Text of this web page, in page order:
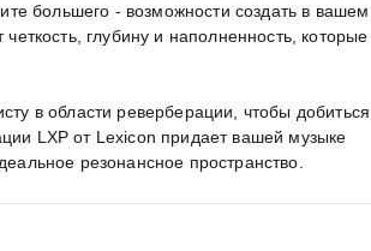
большего - возможности создать в вашем
глубину и наполненность, которые
в области реверберации, чтобы добиться
LXP от Lexicon придает вашей музыке
резонансное пространство.